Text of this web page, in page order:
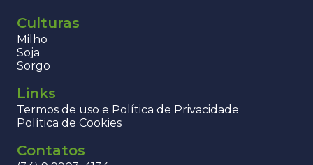
Culturas
Milho
Soja
Sorgo
Links
Termos de uso e Política de Privacidade
Política de Cookies
Contatos